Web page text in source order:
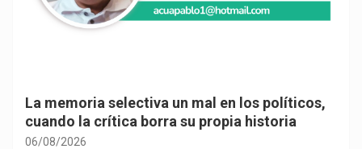
La memoria selectiva un mal en los políticos,
cuando la crítica borra su propia historia
06/08/2026